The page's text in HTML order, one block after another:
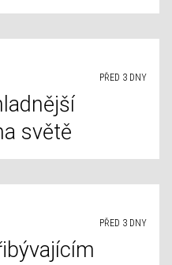
PŘED 3 DNY
světě
PŘED 3 DNY